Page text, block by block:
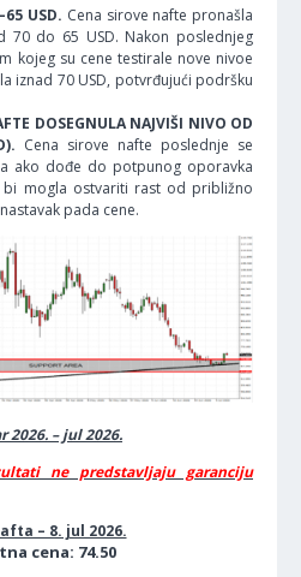
USD. Cena sirove nafte pronašla
do 65 USD. Nakon poslednjeg
kojeg su cene testirale nove nivoe
iznad 70 USD, potvrđujući podršku
DOSEGNULA NAJVIŠI NIVO OD
Cena sirove nafte poslednje se
ako dođe do potpunog oporavka
bi mogla ostvariti rast od približno
pada cene.
2026. – jul 2026.
ne predstavljaju garanciju
– 8. jul 2026.
cena: 74.50